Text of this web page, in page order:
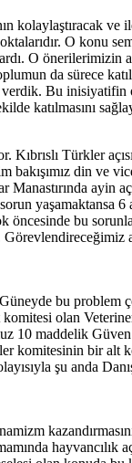
kolaylaştıracak ve
O konu
O önerilerimizin
da sürece
Bu
katılmasını
Türkler
din ve
ayin
yaşamaktansa
öncesinde bu
bu problem
olan
10 maddelik
komitesinin bir alt
şu anda
hayvancılık